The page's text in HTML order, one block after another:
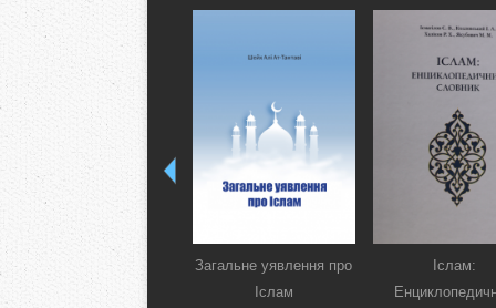
Загальне уявлення про
Іслам
Іслам: